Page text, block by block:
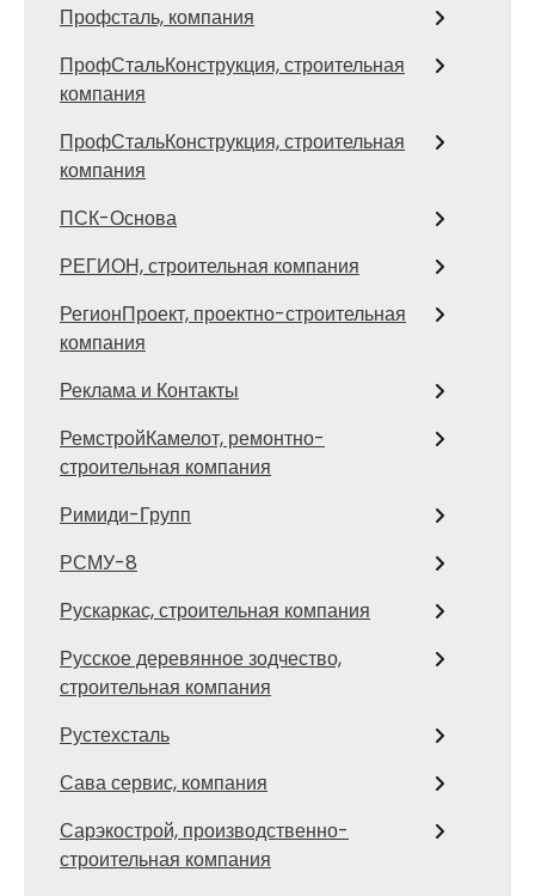
Профсталь, компания
ПрофСтальКонструкция, строительная
компания
ПрофСтальКонструкция, строительная
компания
ПСК-Основа
РЕГИОН, строительная компания
РегионПроект, проектно-строительная
компания
Реклама и Контакты
РемстройКамелот, ремонтно-
строительная компания
Римиди-Групп
РСМУ-8
Рускаркас, строительная компания
Русское деревянное зодчество,
строительная компания
Рустехсталь
Сава сервис, компания
Сарэкострой, производственно-
строительная компания